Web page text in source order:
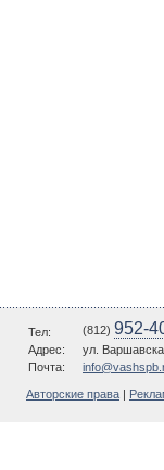
Тел: (812) 952-
Адрес:
ул.
Почта:
Авторские права